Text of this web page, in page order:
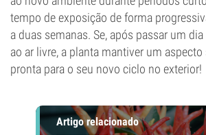
tempo de exposição de forma
a duas semanas. Se, após passar um
ao ar livre, a planta mantiver um aspecto
pronta para o seu novo ciclo no exterior!
Artigo relacionado